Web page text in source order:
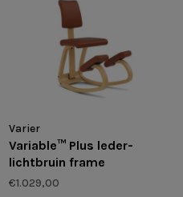
Varier
Variable™ Plus leder-
lichtbruin frame
€1.029,00